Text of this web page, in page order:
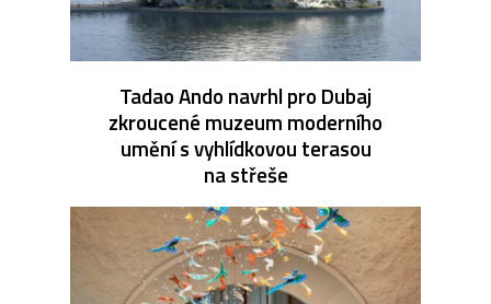
Tadao Ando navrhl pro Dubaj
zkroucené muzeum moderního
umění s vyhlídkovou terasou
na střeše